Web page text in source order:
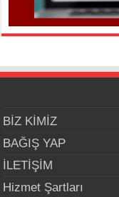
BİZ KİMİZ
BAĞIŞ YAP
İLETİŞİM
Hizmet Şartları